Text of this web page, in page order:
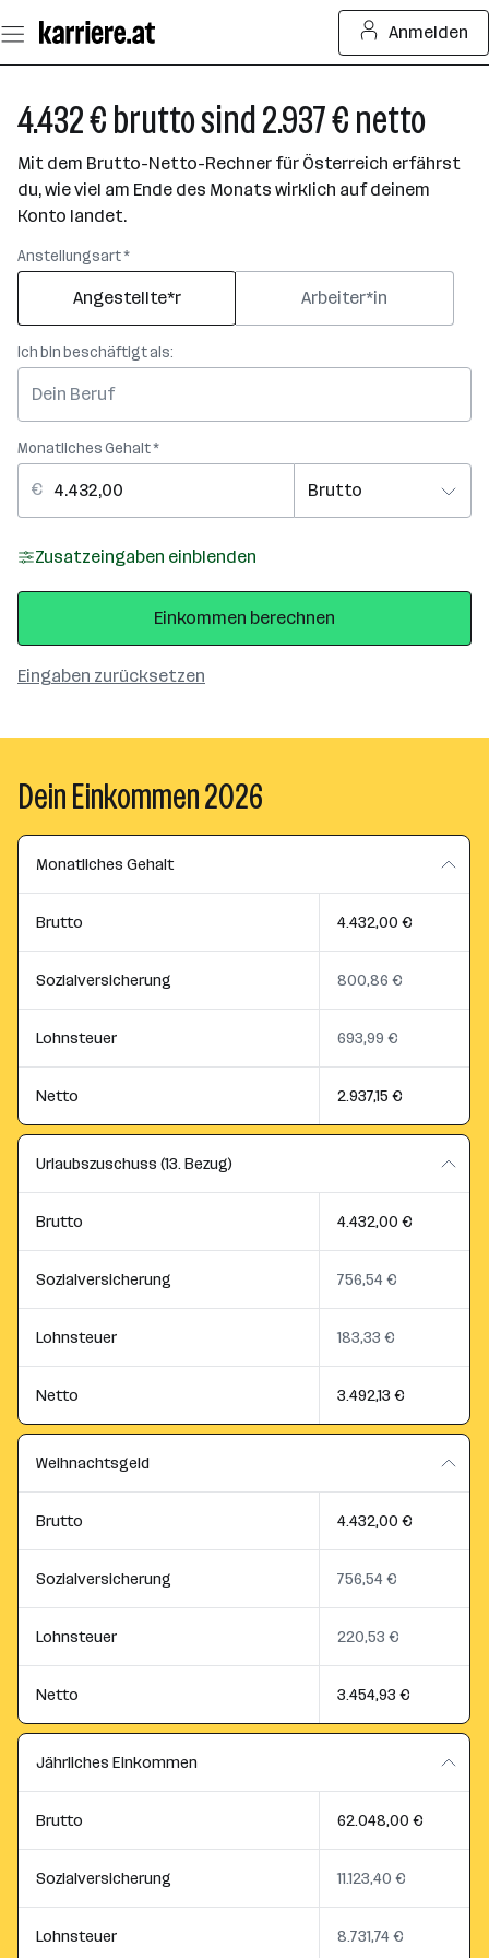
Seiteninhalt
springen
Anmelden
4.432 € brutto sind 2.937 € netto
Mit dem Brutto-Netto-Rechner für Österreich erfährst
du, wie viel am Ende des Monats wirklich auf deinem
Konto landet.
Anstellungsart *
Angestellte*r Arbeiter*in
Ich bin beschäftigt als:
Monatliches Gehalt *
Zusatzeingaben einblenden
Eingaben zurücksetzen
Einkommen berechnen
Dein Einkommen 2026
Monatliches Gehalt
Brutto 4.432,00 €
Sozialversicherung 800,86 €
Lohnsteuer 693,99 €
Netto 2.937,15 €
Urlaubszuschuss (13. Bezug)
Brutto 4.432,00 €
Sozialversicherung 756,54 €
Lohnsteuer 183,33 €
Netto 3.492,13 €
Weihnachtsgeld
Brutto 4.432,00 €
Sozialversicherung 756,54 €
Lohnsteuer 220,53 €
Netto 3.454,93 €
Jährliches Einkommen
Brutto 62.048,00 €
Sozialversicherung 11.123,40 €
Lohnsteuer 8.731,74 €